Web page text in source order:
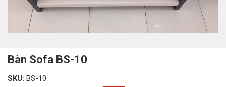
Bàn Sofa BS-10
SKU: BS-10